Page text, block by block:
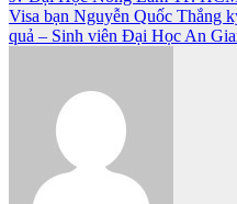
hướng
bài
Visa bạn Nguyễn Quốc Thắng
quả – Sinh viên Đại Học An